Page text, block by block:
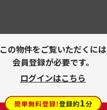
この物件をご覧いただくには
会員登録が必要です。
ログインはこちら